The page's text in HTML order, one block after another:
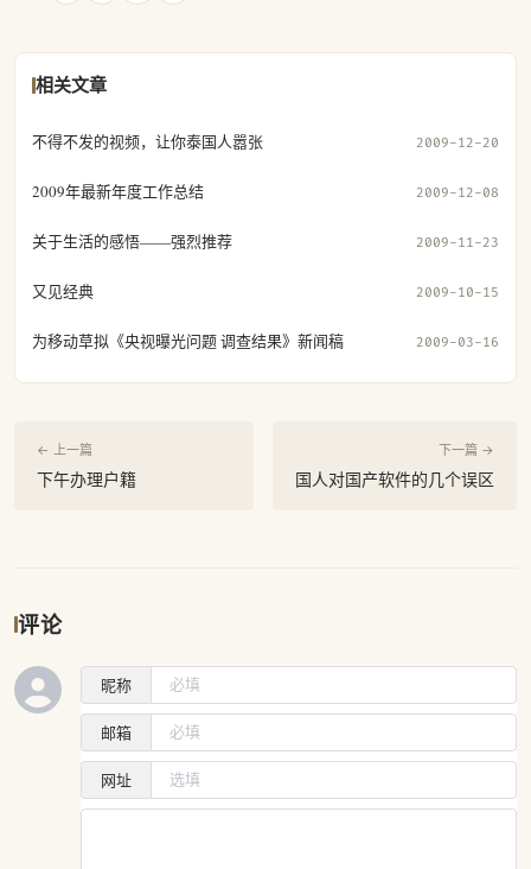
相关文章
不得不发的视频，让你泰国人嚣张 2009-12-20
2009年最新年度工作总结 2009-12-08
关于生活的感悟——强烈推荐 2009-11-23
又见经典 2009-10-15
为移动草拟《央视曝光问题 调查结果》新闻稿 2009-03-16
← 上一篇
下午办理户籍
下一篇 →
国人对国产软件的几个误区
评论
昵称
邮箱
网址